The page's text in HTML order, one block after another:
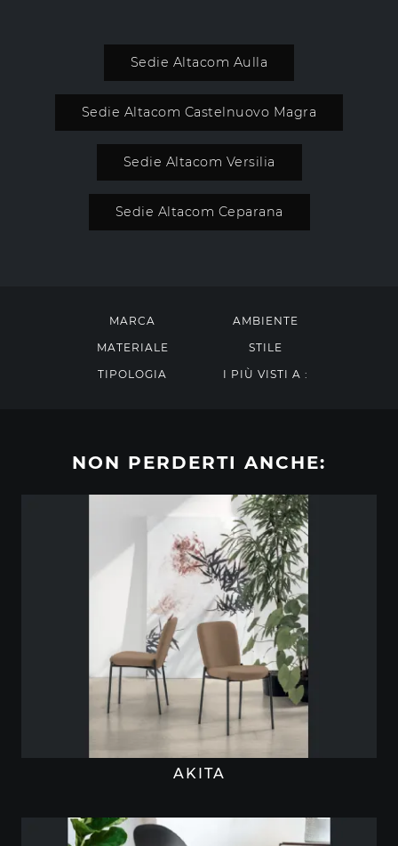
Sedie Altacom Aulla
Sedie Altacom Castelnuovo Magra
Sedie Altacom Versilia
Sedie Altacom Ceparana
MARCA
AMBIENTE
MATERIALE
STILE
TIPOLOGIA
I PIÙ VISTI A :
NON PERDERTI ANCHE:
AKITA